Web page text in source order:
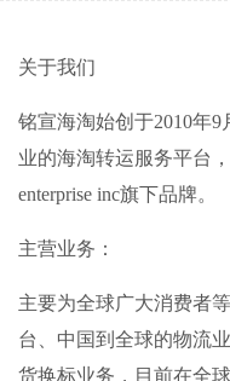
关于我们
铭宣海淘始创于2010年
业的海淘转运服务平台
enterprise inc旗下品牌。
主营业务：
主要为全球广大消费者
台、中国到全球的物流
货换标业务，目前在全